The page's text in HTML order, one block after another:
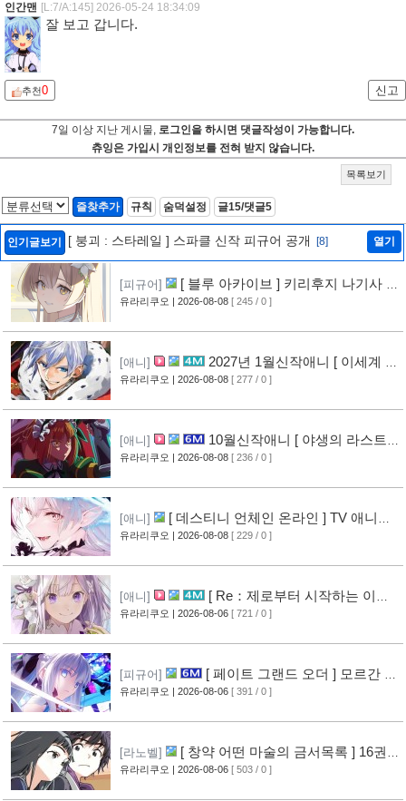
인간맨 [L:7/A:145] 2026-05-24 18:34:09
잘 보고 갑니다.
추천0 신고
7일 이상 지난 게시물, 로그인을 하시면 댓글작성이 가능합니다.
츄잉은 가입시 개인정보를 전혀 받지 않습니다.
목록보기
즐찾추가 규칙 숨덕설정 글15/댓글5
인기글보기 [ 붕괴 : 스타레일 ] 스파클 신작 피규어 공개 [8] 열기
[피규어]
[ 블루 아카이브 ] 키리후지 나기사 신
작 피규어 공개 [8]
유라리쿠오 | 2026-08-08 [ 245 / 0 ]
[애니]
2027년 1월신작애니 [ 이세계 전
생 소동기 ] PV 영상 공개
유라리쿠오 | 2026-08-08 [ 277 / 0 ]
[애니]
10월신작애니 [ 야생의 라스트
보스가 나타났다! ] 2기 PV 영상 공개
유라리쿠오 | 2026-08-08 [ 236 / 0 ]
[애니]
[ 데스티니 언체인 온라인 ] TV 애니메
이션화 결정 [8]
유라리쿠오 | 2026-08-08 [ 229 / 0 ]
[애니]
[ Re：제로부터 시작하는 이세
계 생활 ] 4기 탈환편 PV 영상 공개
유라리쿠오 | 2026-08-06 [ 721 / 0 ]
[피규어]
[ 페이트 그랜드 오더 ] 모르간 르
페이 신작 피규어 공개
[10]
유라리쿠오 | 2026-08-06 [ 391 / 0 ]
[라노벨]
[ 창약 어떤 마술의 금서목록 ] 16권
표지 공개
[12]
유라리쿠오 | 2026-08-06 [ 503 / 0 ]